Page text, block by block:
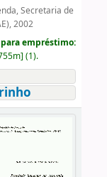
Secretaria de
2002
empréstimo:
] (1).